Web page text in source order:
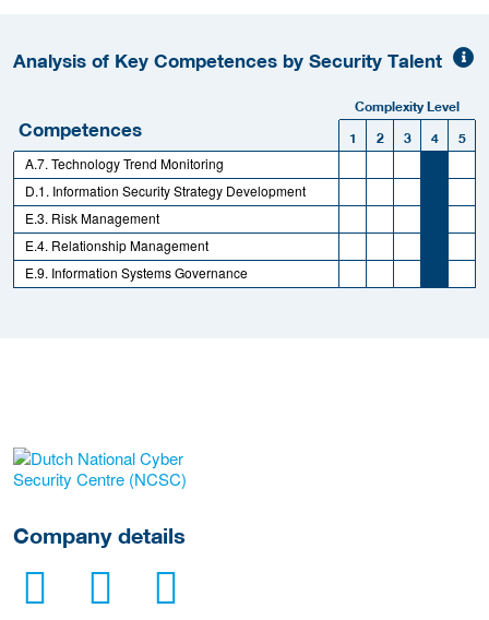
Analysis of Key Competences by Security Talent
Complexity Level
Competences 1 2 3 4 5
A.7. Technology Trend Monitoring
D.1. Information Security Strategy Development
E.3. Risk Management
E.4. Relationship Management
E.9. Information Systems Governance
More Employer Details
Company details